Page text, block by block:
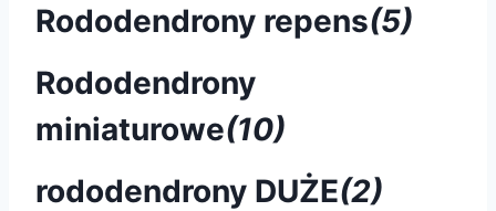
Rododendrony repens(5)
Rododendrony
miniaturowe(10)
rododendrony DUŻE(2)